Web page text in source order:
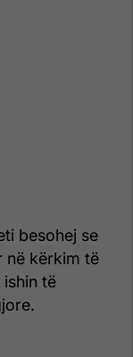
besohej se
në kërkim të
të